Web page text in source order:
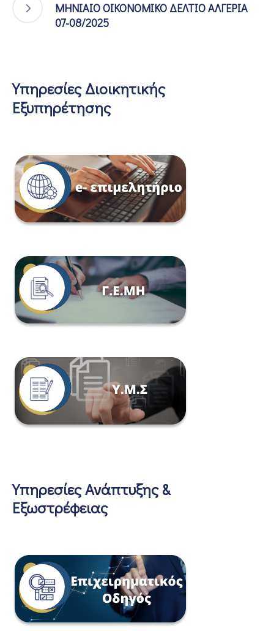
ΜΗΝΙΑΙΟ ΟΙΚΟΝΟΜΙΚΟ ΔΕΛΤΙΟ ΑΛΓΕΡΙΑ
07-08/2025
Υπηρεσίες Διοικητικής
Εξυπηρέτησης
Υπηρεσίες Ανάπτυξης &
Εξωστρέφειας